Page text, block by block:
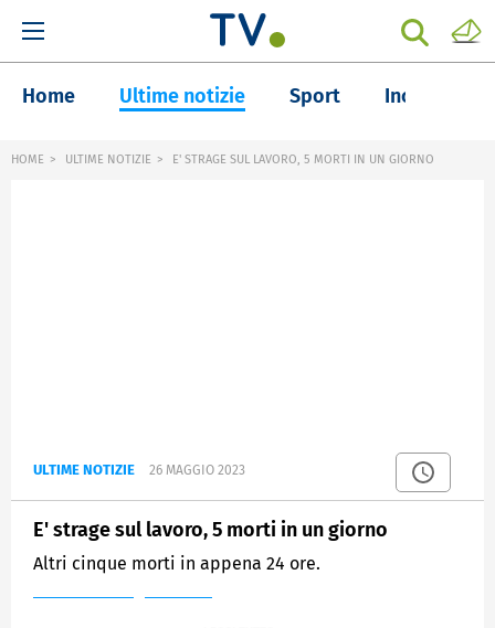
Home Ultime notizie Sport Inchieste
HOME ULTIME NOTIZIE E' STRAGE SUL LAVORO, 5 MORTI IN UN GIORNO
ULTIME NOTIZIE 26 MAGGIO 2023
E' strage sul lavoro, 5 morti in un giorno
Altri cinque morti in appena 24 ore.